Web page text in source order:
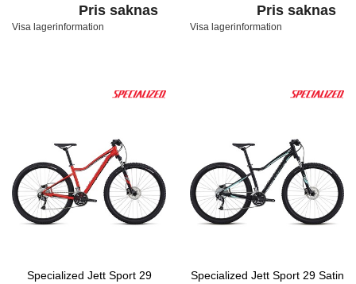
Pris saknas
Visa lagerinformation
Pris saknas
Visa lagerinformation
Specialized Jett Sport 29
Specialized Jett Sport 29 Satin